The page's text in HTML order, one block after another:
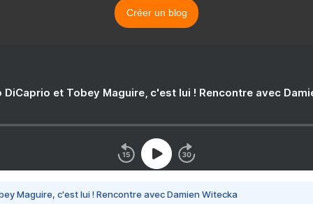
Créer un blog
DiCaprio et Tobey Maguire, c'est lui ! Rencontre avec
Maguire, c'est lui ! Rencontre avec Damien Witecka